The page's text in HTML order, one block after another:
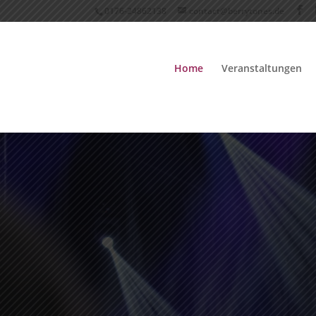
0176-24862138 contact@berrytones.de
Home Veranstaltungen